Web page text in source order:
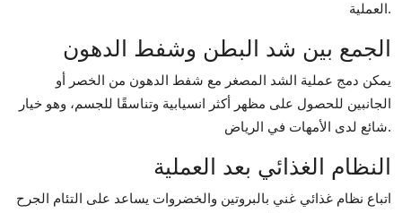
العملية.
الجمع بين شد البطن وشفط الدهون
يمكن دمج عملية الشد المصغر مع شفط الدهون من الخصر أو
الجانبين للحصول على مظهر أكثر انسيابية وتناسقًا للجسم، وهو خيار
شائع لدى الأمهات في الرياض.
النظام الغذائي بعد العملية
اتباع نظام غذائي غني بالبروتين والخضروات يساعد على التئام الجرح